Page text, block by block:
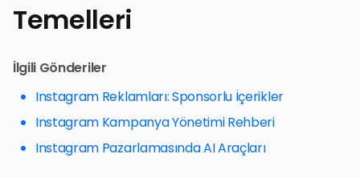
Temelleri
İlgili Gönderiler
Instagram Reklamları: Sponsorlu İçerikler
Instagram Kampanya Yönetimi Rehberi
Instagram Pazarlamasında AI Araçları